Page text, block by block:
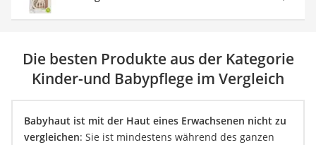
Die besten Produkte aus der Kategorie
Kinder-und Babypflege im Vergleich
Babyhaut ist mit der Haut eines Erwachsenen nicht zu
vergleichen: Sie ist mindestens während des ganzen